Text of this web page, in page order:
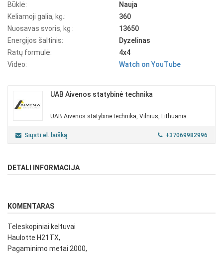
Būklė:
Nauja
Keliamoji galia, kg.:
360
Nuosavas svoris, kg :
13650
Energijos šaltinis:
Dyzelinas
Ratų formulė:
4x4
Video:
Watch on YouTube
UAB Aivenos statybinė technika
UAB Aivenos statybinė technika, Vilnius, Lithuania
Siųsti el. laišką +37069982996
DETALI INFORMACIJA
KOMENTARAS
Teleskopiniai keltuvai
Haulotte H21TX,
Pagaminimo metai 2000,